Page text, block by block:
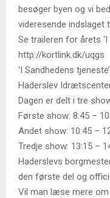
besøger byen og vi
videresende indslaget
Se traileren for årets ‘I
http://kortlink.dk/uqgs
‘I Sandhedens
Haderslev
Dagen er delt i tre
Første show: 8:45 –
Andet show: 10:45 –
Tredje show: 13:15 –
Haderslevs
den første del og
Vil man læse mere om